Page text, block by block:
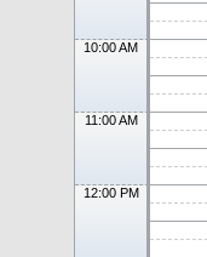
10:00 AM
11:00 AM
12:00 PM